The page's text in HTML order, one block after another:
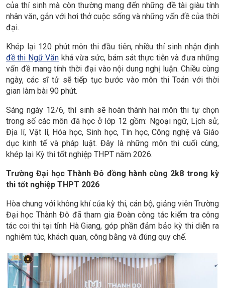
của thí sinh mà còn thường mang đến những đề tài giàu tính
nhân văn, gắn với hơi thở cuộc sống và những vấn đề của thời
đại.
Khép lại 120 phút môn thi đầu tiên, nhiều thí sinh nhận định
đề thi Ngữ Văn khá vừa sức, bám sát thực tiễn và đưa những
vấn đề mang tính thời đại vào nội dung nghị luận. Chiều cùng
ngày, các sĩ tử sẽ tiếp tục bước vào môn thi Toán với thời
gian làm bài 90 phút.
Sáng ngày 12/6, thí sinh sẽ hoàn thành hai môn thi tự chọn
trong số các môn đã học ở lớp 12 gồm: Ngoại ngữ, Lịch sử,
Địa lí, Vật lí, Hóa học, Sinh học, Tin học, Công nghệ và Giáo
dục kinh tế và pháp luật. Đây là những môn thi cuối cùng,
khép lại Kỳ thi tốt nghiệp THPT năm 2026.
Trường Đại học Thành Đô đồng hành cùng 2k8 trong kỳ
thi tốt nghiệp THPT 2026
Hòa chung với không khí của kỳ thi, cán bộ, giảng viên Trường
Đại học Thành Đô đã tham gia Đoàn công tác kiểm tra công
tác coi thi tại tỉnh Hà Giang, góp phần đảm bảo kỳ thi diễn ra
nghiêm túc, khách quan, công bằng và đúng quy chế.